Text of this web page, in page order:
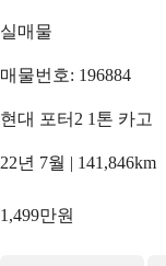
실매물
매물번호: 196884
현대 포터2 1톤 카고
22년 7월 | 141,846km
1,499만원